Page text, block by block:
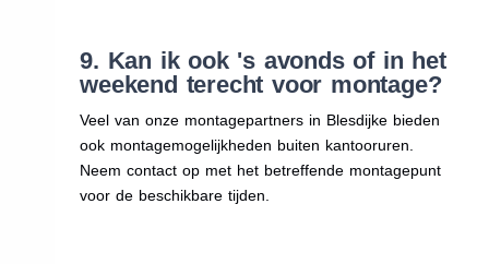
9. Kan ik ook 's avonds of in het
weekend terecht voor montage?
Veel van onze montagepartners in Blesdijke bieden
ook montagemogelijkheden buiten kantooruren.
Neem contact op met het betreffende montagepunt
voor de beschikbare tijden.